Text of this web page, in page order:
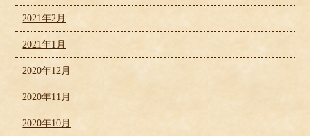
2021年2月
2021年1月
2020年12月
2020年11月
2020年10月